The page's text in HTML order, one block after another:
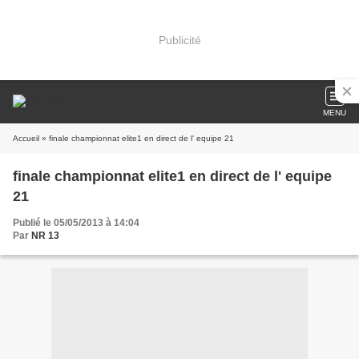
Publicité
MENU
Accueil » finale championnat elite1 en direct de l' equipe 21
finale championnat elite1 en direct de l' equipe
21
Publié le 05/05/2013 à 14:04
Par NR 13